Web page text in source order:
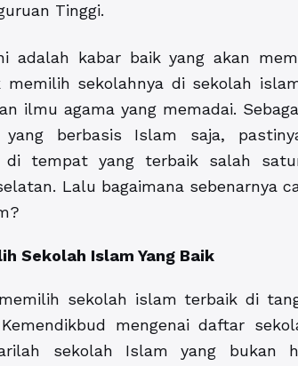
Tinggi.
adalah kabar baik yang akan
memilih sekolahnya di sekolah
ilmu agama yang memadai.
yang berbasis Islam saja,
di tempat yang terbaik salah
Lalu bagaimana sebenarnya
Sekolah Islam Yang Baik
sekolah islam terbaik di
mengenai daftar
sekolah Islam yang bukan